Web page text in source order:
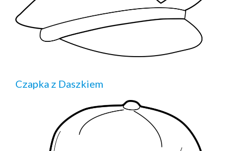
Czapka z Daszkiem